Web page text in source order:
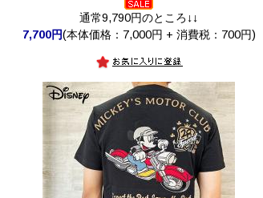
通常9,790円のところ↓↓
7,700円(本体価格：7,000円 + 消費税：700円)